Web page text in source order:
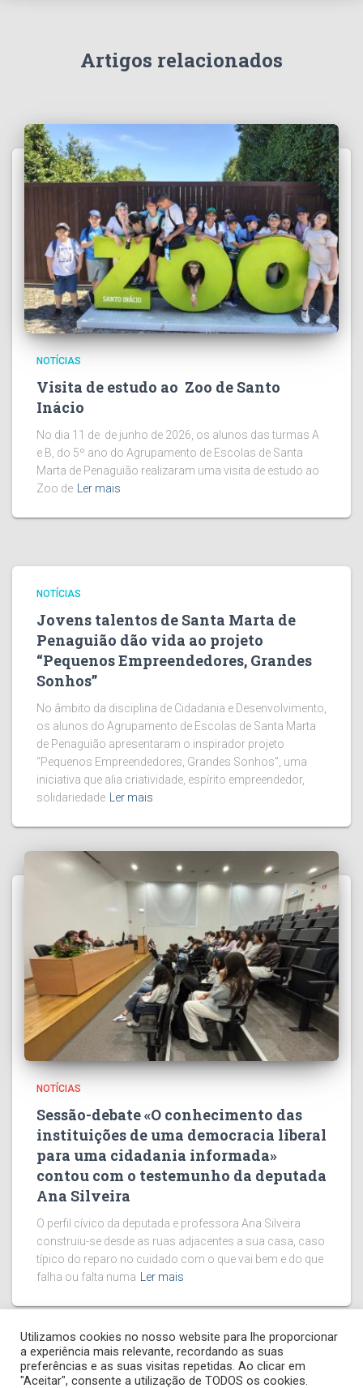
Artigos relacionados
NOTÍCIAS
Visita de estudo ao Zoo de Santo
Inácio
No dia 11 de de junho de 2026, os alunos das turmas A
e B, do 5º ano do Agrupamento de Escolas de Santa
Marta de Penaguião realizaram uma visita de estudo ao
Zoo de Ler mais
NOTÍCIAS
Jovens talentos de Santa Marta de
Penaguião dão vida ao projeto
“Pequenos Empreendedores, Grandes
Sonhos”
No âmbito da disciplina de Cidadania e Desenvolvimento,
os alunos do Agrupamento de Escolas de Santa Marta
de Penaguião apresentaram o inspirador projeto
“Pequenos Empreendedores, Grandes Sonhos”, uma
iniciativa que alia criatividade, espírito empreendedor,
solidariedade Ler mais
NOTÍCIAS
Sessão-debate «O conhecimento das
instituições de uma democracia liberal
para uma cidadania informada»
contou com o testemunho da deputada
Ana Silveira
O perfil cívico da deputada e professora Ana Silveira
construiu-se desde as ruas adjacentes a sua casa, caso
típico do reparo no cuidado com o que vai bem e do que
falha ou falta numa
Ler mais
FACEBOOK INSTAGRAM
Utilizamos cookies no nosso website para lhe proporcionar
a experiência mais relevante, recordando as suas
preferências e as suas visitas repetidas. Ao clicar em
"Aceitar", consente a utilização de TODOS os cookies.